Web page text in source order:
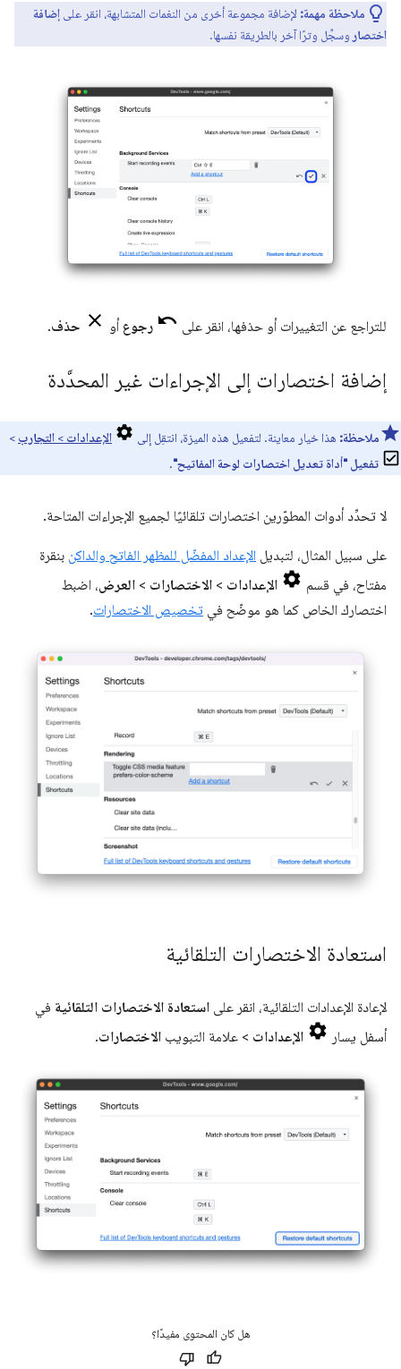
ملاحظة مهمة: لإضافة مجموعة أخرى من النغمات المتشابهة، انقر على إضافة
اختصار وسجِّل وترًا آخر بالطريقة نفسها.
للتراجع عن التغييرات أو حذفها، انقر على رجوع أو حذف.
إضافة اختصارات إلى الإجراءات غير المحدَّدة
ملاحظة: هذا خيار معاينة. لتفعيل هذه الميزة، انتقِل إلى الإعدادات > التجارب >
تفعيل "أداة تعديل اختصارات لوحة المفاتيح".
لا تحدِّد أدوات المطوّرين اختصارات تلقائيًا لجميع الإجراءات المتاحة.
على سبيل المثال، لتبديل الإعداد المفضّل للمظهر الفاتح والداكن بنقرة
مفتاح، في قسم
الإعدادات > الاختصارات > العرض، اضبط
اختصارك الخاص كما هو موضّح في تخصيص الاختصارات.
استعادة الاختصارات التلقائية
لإعادة الإعدادات التلقائية، انقر على استعادة الاختصارات التلقائية في
أسفل يسار
الإعدادات > علامة التبويب الاختصارات.
هل كان المحتوى مفيدًا؟